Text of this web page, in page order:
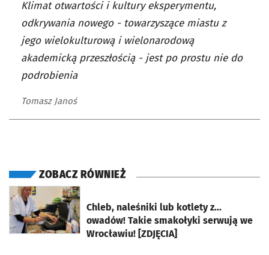
Klimat otwartości i kultury eksperymentu,
odkrywania nowego - towarzyszące miastu z
jego wielokulturową i wielonarodową
akademicką przeszłością - jest po prostu nie do
podrobienia
Tomasz Janoś
ZOBACZ RÓWNIEŻ
Chleb, naleśniki lub kotlety z...
owadów! Takie smakołyki serwują we
Wrocławiu! [ZDJĘCIA]
otworzy się w nowej karcie